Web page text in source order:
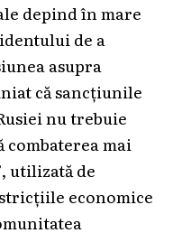
depind în mare
de a
asupra
că sancțiunile
nu trebuie
combaterea mai
utilizată de
economice